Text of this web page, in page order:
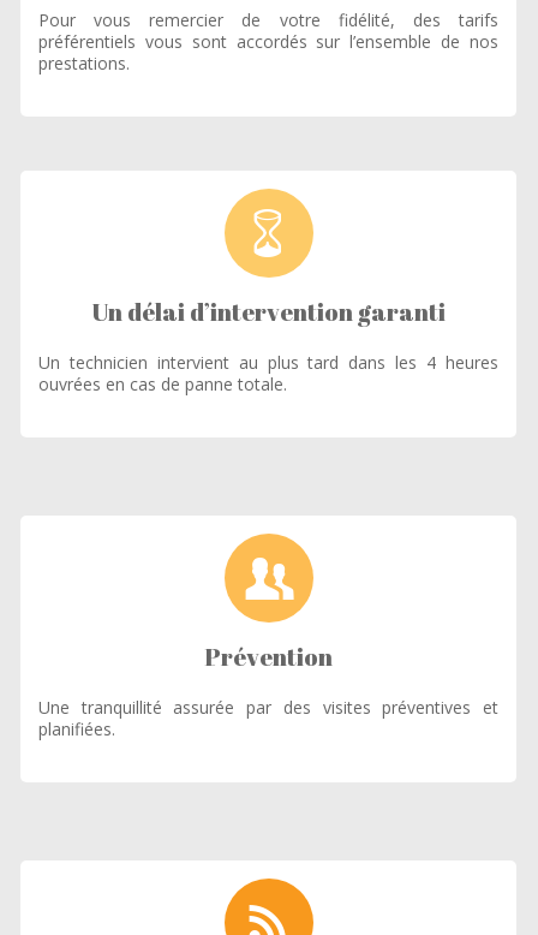
Pour vous remercier de votre fidélité, des tarifs
préférentiels vous sont accordés sur l’ensemble de nos
prestations.
Un délai d’intervention garanti
Un technicien intervient au plus tard dans les 4 heures
ouvrées en cas de panne totale.
Prévention
Une tranquillité assurée par des visites préventives et
planifiées.